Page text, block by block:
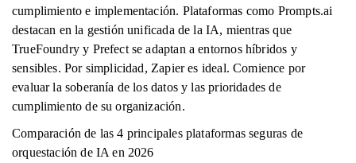
cumplimiento e implementación. Plataformas como Prompts.ai
destacan en la gestión unificada de la IA, mientras que
TrueFoundry y Prefect se adaptan a entornos híbridos y
sensibles. Por simplicidad, Zapier es ideal. Comience por
evaluar la soberanía de los datos y las prioridades de
cumplimiento de su organización.
Comparación de las 4 principales plataformas seguras de
orquestación de IA en 2026